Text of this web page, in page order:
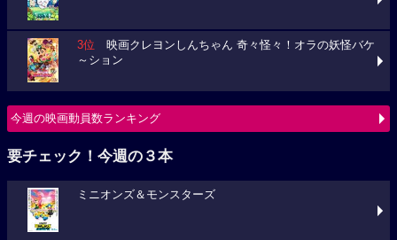
3位 映画クレヨンしんちゃん 奇々怪々！オラの妖怪バケ
～ション
今週の映画動員数ランキング
要チェック！今週の３本
ミニオンズ＆モンスターズ